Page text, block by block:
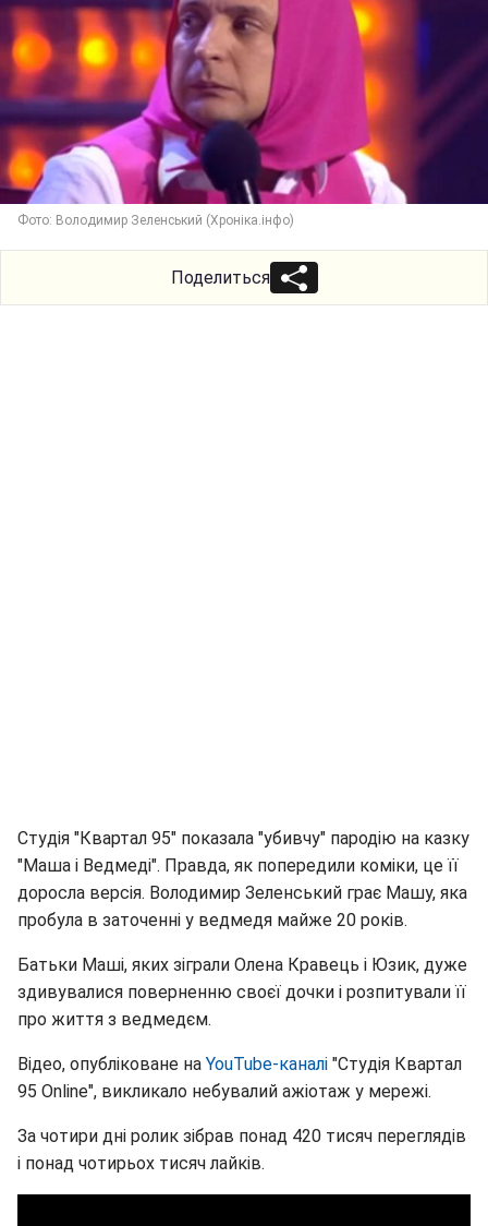
Фото: Володимир Зеленський (Хроніка.інфо)
Поделиться
Студія "Квартал 95" показала "убивчу" пародію на казку
"Маша і Ведмеді". Правда, як попередили коміки, це її
доросла версія. Володимир Зеленський грає Машу, яка
пробула в заточенні у ведмедя майже 20 років.
Батьки Маші, яких зіграли Олена Кравець і Юзик, дуже
здивувалися поверненню своєї дочки і розпитували її
про життя з ведмедєм.
Відео, опубліковане на YouTube-каналі "Студія Квартал
95 Online", викликало небувалий ажіотаж у мережі.
За чотири дні ролик зібрав понад 420 тисяч переглядів
і понад чотирьох тисяч лайків.